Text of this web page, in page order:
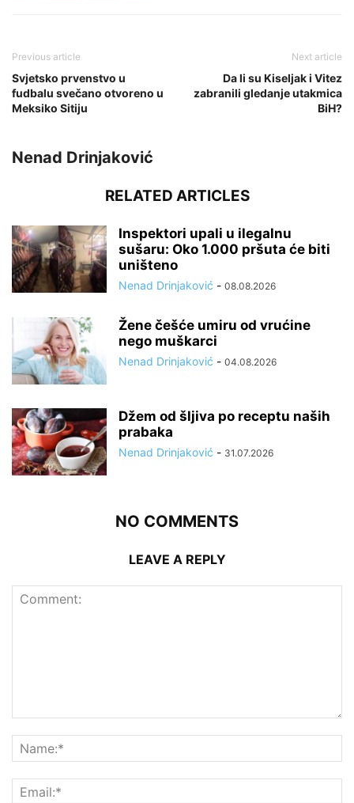
Previous article
Svjetsko prvenstvo u
fudbalu svečano otvoreno u
Meksiko Sitiju
Next article
Da li su Kiseljak i Vitez
zabranili gledanje utakmica
BiH?
Nenad Drinjaković
RELATED ARTICLES
Inspektori upali u ilegalnu
sušaru: Oko 1.000 pršuta će biti
uništeno
Nenad Drinjaković - 08.08.2026
Žene češće umiru od vrućine
nego muškarci
Nenad Drinjaković - 04.08.2026
Džem od šljiva po receptu naših
prabaka
Nenad Drinjaković - 31.07.2026
NO COMMENTS
LEAVE A REPLY